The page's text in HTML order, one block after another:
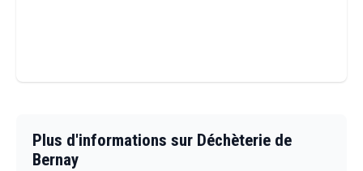
Plus d'informations sur Déchèterie de
Bernay